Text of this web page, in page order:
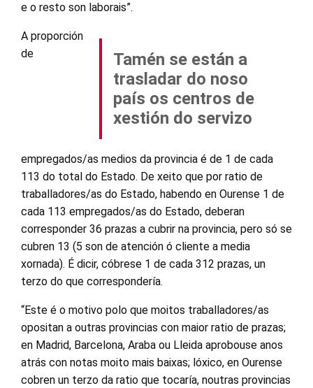
e o resto son laborais”.
Tamén se están a
trasladar do noso
país os centros de
xestión do servizo
A proporción
de
empregados/as medios da provincia é de 1 de cada
113 do total do Estado. De xeito que por ratio de
traballadores/as do Estado, habendo en Ourense 1 de
cada 113 empregados/as do Estado, deberan
corresponder 36 prazas a cubrir na provincia, pero só se
cubren 13 (5 son de atención ó cliente a media
xornada). É dicir, cóbrese 1 de cada 312 prazas, un
terzo do que correspondería.
“Este é o motivo polo que moitos traballadores/as
opositan a outras provincias con maior ratio de prazas;
en Madrid, Barcelona, Araba ou Lleida aprobouse anos
atrás con notas moito mais baixas; lóxico, en Ourense
cobren un terzo da ratio que tocaría, noutras provincias